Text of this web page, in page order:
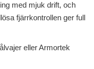
med mjuk drift, och
fjärrkontrollen ger full
eller Armortek